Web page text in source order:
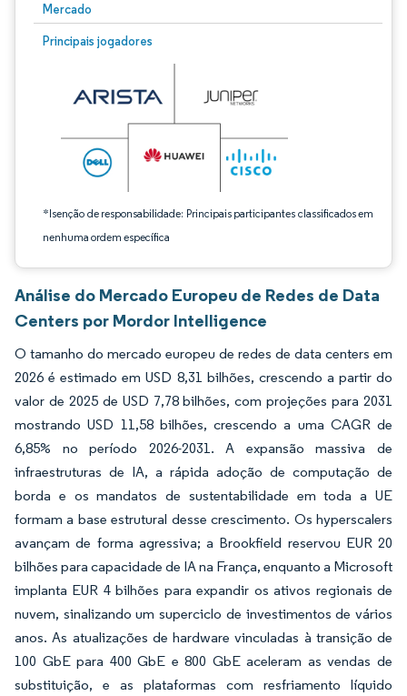
Mercado
Principais jogadores
*Isenção de responsabilidade: Principais participantes classificados em
nenhuma ordem específica
Imagem © Mordor Intelligence. O reuso requer atribuição conforme CC BY 4.0.
Análise do Mercado Europeu de Redes de Data
Centers por Mordor Intelligence
O tamanho do mercado europeu de redes de data centers em
2026 é estimado em USD 8,31 bilhões, crescendo a partir do
valor de 2025 de USD 7,78 bilhões, com projeções para 2031
mostrando USD 11,58 bilhões, crescendo a uma CAGR de
6,85% no período 2026-2031. A expansão massiva de
infraestruturas de IA, a rápida adoção de computação de
borda e os mandatos de sustentabilidade em toda a UE
formam a base estrutural desse crescimento. Os hyperscalers
avançam de forma agressiva; a Brookfield reservou EUR 20
bilhões para capacidade de IA na França, enquanto a Microsoft
implanta EUR 4 bilhões para expandir os ativos regionais de
nuvem, sinalizando um superciclo de investimentos de vários
anos. As atualizações de hardware vinculadas à transição de
100 GbE para 400 GbE e 800 GbE aceleram as vendas de
substituição, e as plataformas com resfriamento líquido